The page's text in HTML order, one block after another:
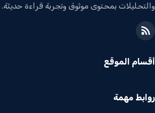
والتحليلات بمحتوى موثوق وتجربة قراءة حديثة.
أقسام الموقع
روابط مهمة